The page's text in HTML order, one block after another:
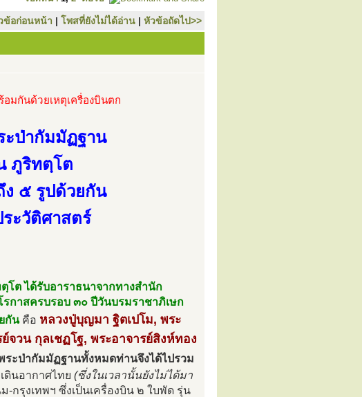
ข้อก่อนหน้า | โพสที่ยังไม่ได้อ่าน | หัวข้อถัดไป>>
มกันด้วยเหตุเครื่องบินตก
ะป่ากัมมัฏฐาน
ภูริทตฺโต
ง ๕ รูปด้วยกัน
ะวัติศาสตร์
ต ได้รับอาราธนาจากทางสำนัก
กาสครบรอบ ๓๐ ปีวันบรมราชาภิเษก
กันคือ หลวงปู่บุญมา ฐิตเปโม, พระ
จวน กุลเชฏโฐ, พระอาจารย์สิงห์ทอง
ะป่ากัมมัฏฐานทั้งหมดท่านจึงได้ไปรวม
ดินอากาศไทย (ซึ่งในเวลานั้นยังไม่ได้มา
-กรุงเทพฯ ซึ่งเป็นเครื่องบิน ๒ ใบพัด รุ่น